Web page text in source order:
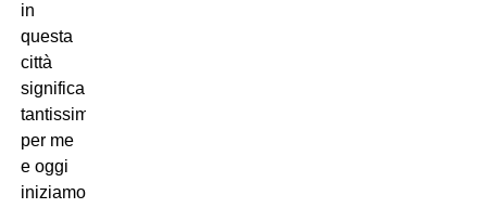
in
questa
città
significa
tantissimo
per me
e oggi
iniziamo